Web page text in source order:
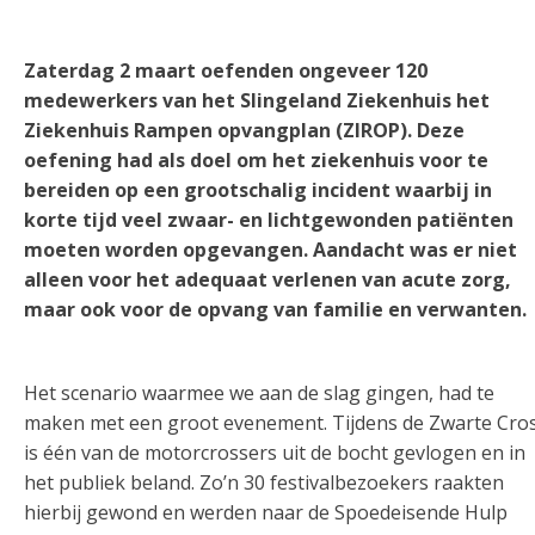
Zaterdag 2 maart oefenden ongeveer 120
medewerkers van het Slingeland Ziekenhuis het
Ziekenhuis Rampen opvangplan (ZIROP). Deze
oefening had als doel om het ziekenhuis voor te
bereiden op een grootschalig incident waarbij in
korte tijd veel zwaar- en lichtgewonden patiënten
moeten worden opgevangen. Aandacht was er niet
alleen voor het adequaat verlenen van acute zorg,
maar ook voor de opvang van familie en verwanten.
Het scenario waarmee we aan de slag gingen, had te
maken met een groot evenement. Tijdens de Zwarte
is één van de motorcrossers uit de bocht gevlogen en in
het publiek beland. Zo’n 30 festivalbezoekers raakten
hierbij gewond en werden naar de Spoedeisende Hulp